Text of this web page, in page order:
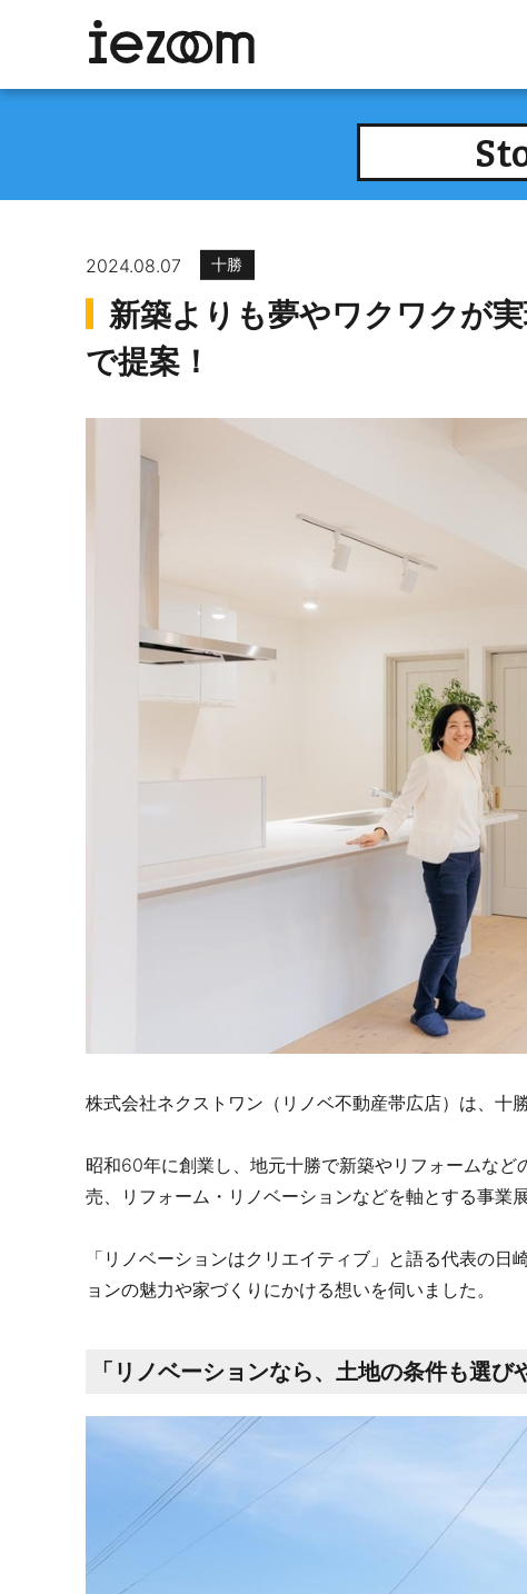
2024.08.07 十勝
新築よりも夢やワクワクが
で提案！
株式会社ネクストワン（リノベ不動産帯広店）は、十
昭和60年に創業し、地元十勝で新築やリフォームな
売、リフォーム・リノベーションなどを軸とする事業
「リノベーションはクリエイティブ」と語る代表の
ョンの魅力や家づくりにかける想いを伺いました。
「リノベーションなら、土地の条件も選び